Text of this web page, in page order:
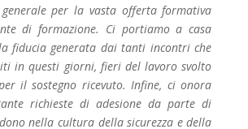
per la vasta offerta formativa
di formazione. Ci portiamo a casa
fiducia generata dai tanti incontri che
in questi giorni, fieri del lavoro svolto
il sostegno ricevuto. Infine, ci onora
richieste di adesione da parte di
nella cultura della sicurezza e della